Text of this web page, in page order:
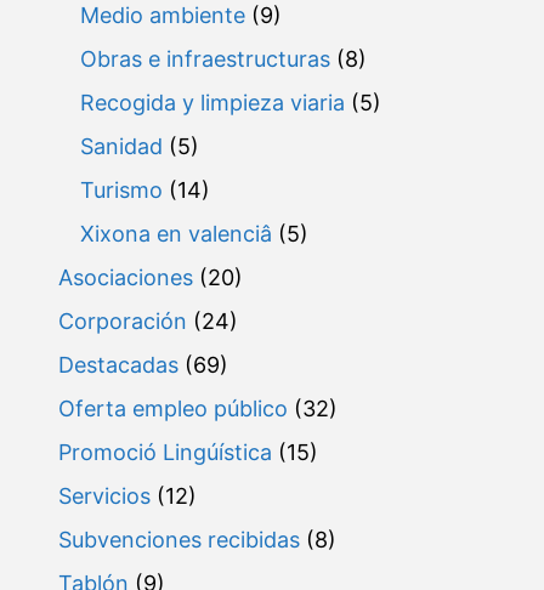
Medio ambiente (9)
Obras e infraestructuras (8)
Recogida y limpieza viaria (5)
Sanidad (5)
Turismo (14)
Xixona en valenciâ (5)
Asociaciones (20)
Corporación (24)
Destacadas (69)
Oferta empleo público (32)
Promoció Lingúística (15)
Servicios (12)
Subvenciones recibidas (8)
Tablón (9)